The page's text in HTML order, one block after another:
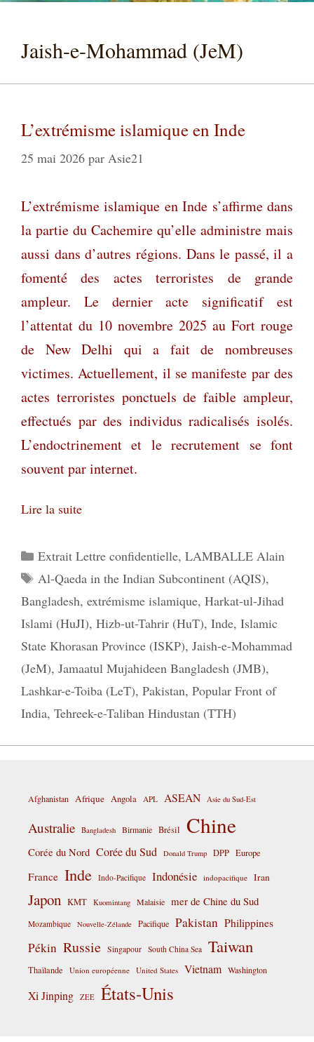
Jaish-e-Mohammad (JeM)
L’extrémisme islamique en Inde
25 mai 2026 par Asie21
L’extrémisme islamique en Inde s’affirme dans
la partie du Cachemire qu’elle administre mais
aussi dans d’autres régions. Dans le passé, il a
fomenté des actes terroristes de grande
ampleur. Le dernier acte significatif est
l’attentat du 10 novembre 2025 au Fort rouge
de New Delhi qui a fait de nombreuses
victimes. Actuellement, il se manifeste par des
actes terroristes ponctuels de faible ampleur,
effectués par des individus radicalisés isolés.
L’endoctrinement et le recrutement se font
souvent par internet.
Lire la suite
Catégories
Extrait Lettre confidentielle, LAMBALLE Alain
Étiquettes
Al-Qaeda in the Indian Subcontinent (AQIS),
Bangladesh, extrémisme islamique, Harkat-ul-Jihad
Islami (HuJI), Hizb-ut-Tahrir (HuT), Inde, Islamic
State Khorasan Province (ISKP), Jaish-e-Mohammad
(JeM), Jamaatul Mujahideen Bangladesh (JMB),
Lashkar-e-Toiba (LeT), Pakistan, Popular Front of
India, Tehreek-e-Taliban Hindustan (TTH)
Afghanistan Afrique Angola APL ASEAN Asie du Sud-Est
Australie Bangladesh Birmanie Brésil Chine
Corée du Nord Corée du Sud Donald Trump DPP Europe
France Inde Indo-Pacifique Indonésie indopacifique Iran
Japon KMT Kuomintang Malaisie mer de Chine du Sud
Mozambique Nouvelle-Zélande Pacifique Pakistan Philippines
Pékin Russie Singapour South China Sea Taiwan
Thaïlande Union européenne United States Vietnam Washington
Xi Jinping ZEE États-Unis